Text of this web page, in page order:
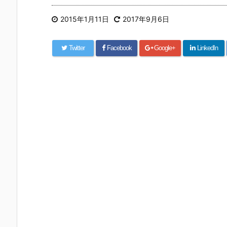
2015年1月11日 2017年9月6日
Twitter Facebook Google+ LinkedIn